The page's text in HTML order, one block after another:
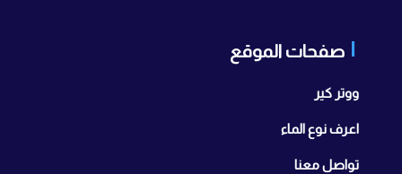
صفحات الموقع
ووتر كير
اعرف نوع الماء
تواصل معنا